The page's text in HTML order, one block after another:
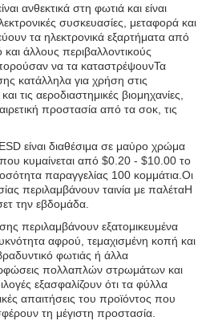
ανθεκτικά στη φωτιά και είναι
συσκευασίες, μεταφορά και
τα ηλεκτρονικά εξαρτήματα από
και άλλους περιβαλλοντικούς
να τα καταστρέψουνΤα
κατάλληλα για χρήση στις
τις αεροδιαστημικές βιομηχανίες,
προστασία από τα σοκ, τις
είναι διαθέσιμα σε μαύρο χρώμα
κυμαίνεται από $0.20 - $10.00 το
παραγγελίας 100 κομμάτια.Οι
περιλαμβάνουν ταινία με παλέταΗ
την εβδομάδα.
περιλαμβάνουν εξατομικευμένα
αφρού, τεμαχισμένη κοπή και
φωτιάς ή άλλα
πολλαπλών στρωμάτων και
εξασφαλίζουν ότι τα φύλλα
απαιτήσεις του προϊόντος που
τη μέγιστη προστασία.